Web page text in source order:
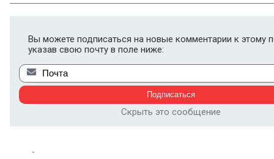
Вы можете подписаться на новые комментарии к этому
указав свою почту в поле ниже:
Скрыть это сообщение